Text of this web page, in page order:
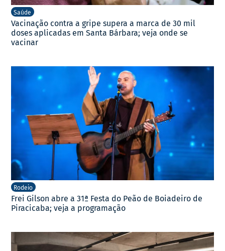
Saúde
Vacinação contra a gripe supera a marca de 30 mil
doses aplicadas em Santa Bárbara; veja onde se
vacinar
Rodeio
Frei Gilson abre a 31ª Festa do Peão de Boiadeiro de
Piracicaba; veja a programação